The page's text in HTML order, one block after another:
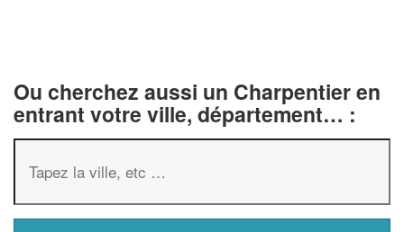
Ou cherchez aussi un Charpentier en
entrant votre ville, département… :